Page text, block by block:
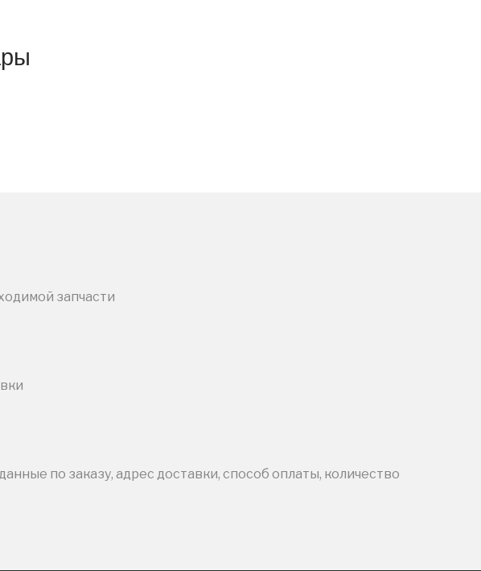
запчасти
по заказу, адрес доставки, способ оплаты, количество